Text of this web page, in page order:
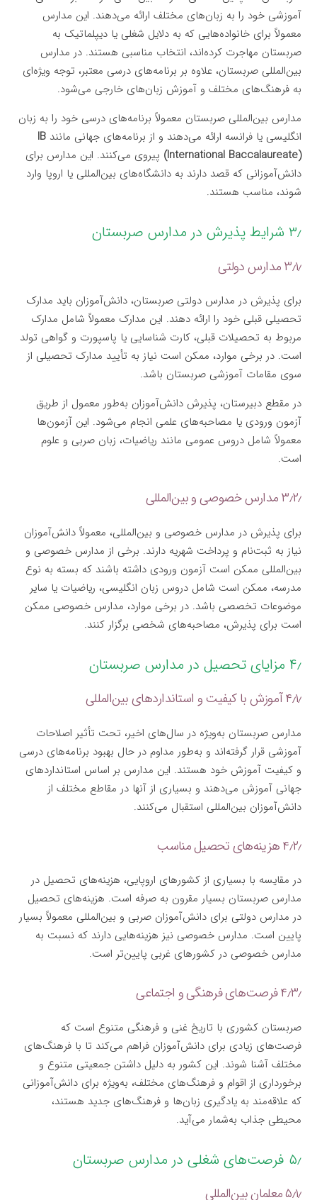
آموزشی خود را به زبان‌های مختلف ارائه می‌دهند. این مدارس
معمولاً برای خانواده‌هایی که به دلایل شغلی یا دیپلماتیک به
صربستان مهاجرت کرده‌اند، انتخاب مناسبی هستند. در مدارس
بین‌المللی صربستان، علاوه بر برنامه‌های درسی معتبر، توجه ویژه‌ای
به فرهنگ‌های مختلف و آموزش زبان‌های خارجی می‌شود.
مدارس بین‌المللی صربستان معمولاً برنامه‌های درسی خود را به زبان
انگلیسی یا فرانسه ارائه می‌دهند و از برنامه‌های جهانی مانندIB
(International Baccalaureate) پیروی می‌کنند. این مدارس برای
دانش‌آموزانی که قصد دارند به دانشگاه‌های بین‌المللی یا اروپا وارد
شوند، مناسب هستند.
۳٫ شرایط پذیرش در مدارس صربستان
۳٫۱٫ مدارس دولتی
برای پذیرش در مدارس دولتی صربستان، دانش‌آموزان باید مدارک
تحصیلی قبلی خود را ارائه دهند. این مدارک معمولاً شامل مدارک
مربوط به تحصیلات قبلی، کارت شناسایی یا پاسپورت و گواهی تولد
است. در برخی موارد، ممکن است نیاز به تأیید مدارک تحصیلی از
سوی مقامات آموزشی صربستان باشد.
در مقطع دبیرستان، پذیرش دانش‌آموزان به‌طور معمول از طریق
آزمون ورودی یا مصاحبه‌های علمی انجام می‌شود. این آزمون‌ها
معمولاً شامل دروس عمومی مانند ریاضیات، زبان صربی و علوم
است.
۳٫۲٫ مدارس خصوصی و بین‌المللی
برای پذیرش در مدارس خصوصی و بین‌المللی، معمولاً دانش‌آموزان
نیاز به ثبت‌نام و پرداخت شهریه دارند. برخی از مدارس خصوصی و
بین‌المللی ممکن است آزمون ورودی داشته باشند که بسته به نوع
مدرسه، ممکن است شامل دروس زبان انگلیسی، ریاضیات یا سایر
موضوعات تخصصی باشد. در برخی موارد، مدارس خصوصی ممکن
است برای پذیرش، مصاحبه‌های شخصی برگزار کنند.
۴٫ مزایای تحصیل در مدارس صربستان
۴٫۱٫ آموزش با کیفیت و استانداردهای بین‌المللی
مدارس صربستان به‌ویژه در سال‌های اخیر، تحت تأثیر اصلاحات
آموزشی قرار گرفته‌اند و به‌طور مداوم در حال بهبود برنامه‌های درسی
و کیفیت آموزش خود هستند. این مدارس بر اساس استانداردهای
جهانی آموزش می‌دهند و بسیاری از آنها در مقاطع مختلف از
دانش‌آموزان بین‌المللی استقبال می‌کنند.
۴٫۲٫ هزینه‌های تحصیل مناسب
در مقایسه با بسیاری از کشورهای اروپایی، هزینه‌های تحصیل در
مدارس صربستان بسیار مقرون به صرفه است. هزینه‌های تحصیل
در مدارس دولتی برای دانش‌آموزان صربی و بین‌المللی معمولاً بسیار
پایین است. مدارس خصوصی نیز هزینه‌هایی دارند که نسبت به
مدارس خصوصی در کشورهای غربی پایین‌تر است.
۴٫۳٫ فرصت‌های فرهنگی و اجتماعی
صربستان کشوری با تاریخ غنی و فرهنگی متنوع است که
فرصت‌های زیادی برای دانش‌آموزان فراهم می‌کند تا با فرهنگ‌های
مختلف آشنا شوند. این کشور به دلیل داشتن جمعیتی متنوع و
برخورداری از اقوام و فرهنگ‌های مختلف، به‌ویژه برای دانش‌آموزانی
که علاقه‌مند به یادگیری زبان‌ها و فرهنگ‌های جدید هستند،
محیطی جذاب به‌شمار می‌آید.
۵٫ فرصت‌های شغلی در مدارس صربستان
۵٫۱٫ معلمان بین‌المللی